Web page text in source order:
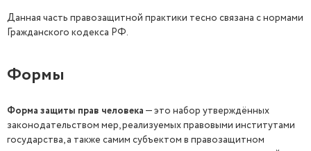
Данная часть правозащитной практики тесно связана с нормами
Гражданского кодекса РФ.
Формы
Форма защиты прав человека — это набор утверждённых
законодательством мер, реализуемых правовыми институтами
государства, а также самим субъектом в правозащитном